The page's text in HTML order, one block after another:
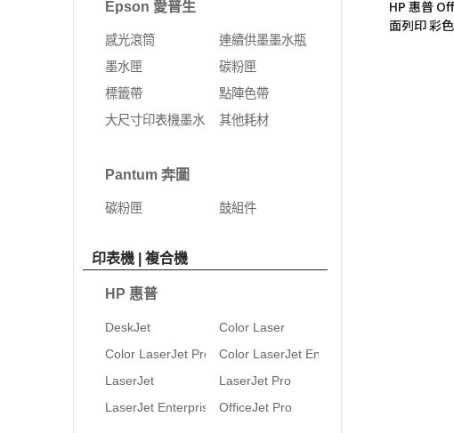
HP 惠普
Lenovo 聯想
藍芽
ExpertWIFI商用系列
無線路由器
Epson 愛普生
感光滾筒
連續供墨墨水瓶
墨水匣
碳粉匣
標籤帶
點陣色帶
大尺寸印表機墨水
其他耗材
Pantum 奔圖
碳粉匣 鼓組件
印表機 | 複合機
HP 惠普
DeskJet
Color Laser
Color LaserJet Pro
Color LaserJet Enterprise
LaserJet
LaserJet Pro
LaserJet Enterprise
OfficeJet Pro
HP 惠普
面列印 彩